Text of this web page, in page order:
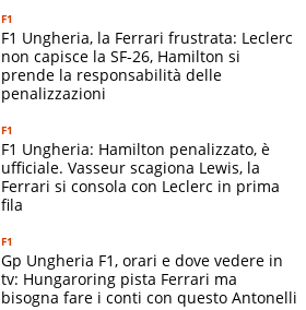
0
Oscar
Piastri (19) -
28
Oscar
Piastri (2) -
Lando
33
Lando
Norris (2) -
Oscar
F1
F1 Ungheria, la Ferrari frustrata: Leclerc
non capisce la SF-26, Hamilton si
prende la responsabilità delle
penalizzazioni
F1
F1 Ungheria: Hamilton penalizzato, è
ufficiale. Vasseur scagiona Lewis, la
Ferrari si consola con Leclerc in prima
fila
F1
Gp Ungheria F1, orari e dove vedere in
tv: Hungaroring pista Ferrari ma
bisogna fare i conti con questo Antonelli